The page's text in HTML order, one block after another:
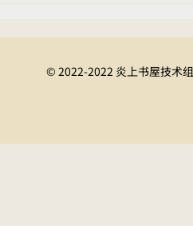
© 2022-2022 炎上书屋技术